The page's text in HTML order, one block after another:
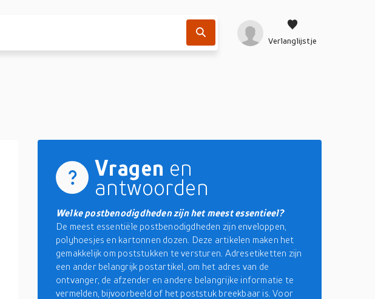
Verlanglijstje
Vragen en
antwoorden
Welke postbenodigdheden zijn het meest essentieel?
De meest essentiële postbenodigdheden zijn enveloppen,
polyhoesjes en kartonnen dozen. Deze artikelen maken het
gemakkelijk om poststukken te versturen. Adresetiketten zijn
een ander belangrijk postartikel, om het adres van de
ontvanger, de afzender en andere belangrijke informatie te
vermelden, bijvoorbeeld of het poststuk breekbaar is. Voor